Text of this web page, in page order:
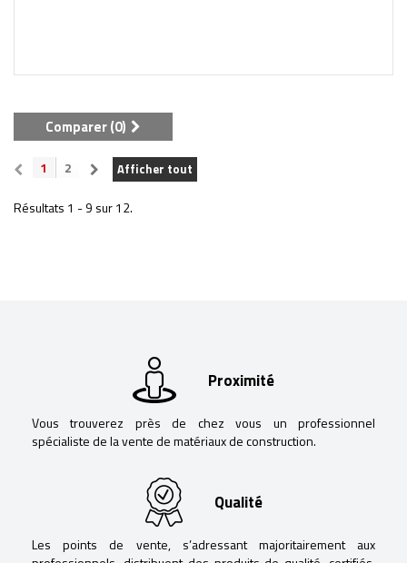
Comparer (0)
Afficher tout
1 2
Résultats 1 - 9 sur 12.
Proximité
Vous trouverez près de chez vous un professionnel
spécialiste de la vente de matériaux de construction.
Qualité
Les points de vente, s’adressant majoritairement aux